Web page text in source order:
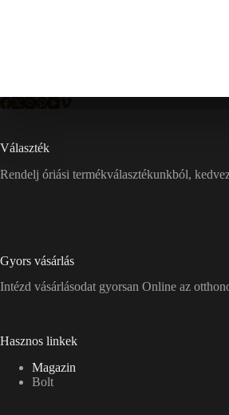
Választék
Rendelj óriási termékválasztékunkból,
Gyors vásárlás
Intézd vásárlásodat gyorsan Online az
Hasznos linkek
Magazin
Bolt